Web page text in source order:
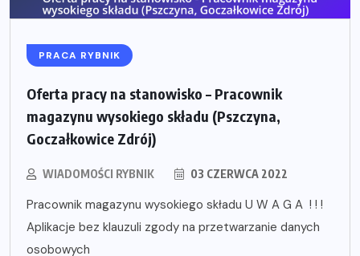
PRACA RYBNIK
Oferta pracy na stanowisko – Pracownik
magazynu wysokiego składu (Pszczyna,
Goczałkowice Zdrój)
WIADOMOŚCI RYBNIK 03 CZERWCA 2022
Pracownik magazynu wysokiego składu U W A G A ! ! !
Aplikacje bez klauzuli zgody na przetwarzanie danych
osobowych